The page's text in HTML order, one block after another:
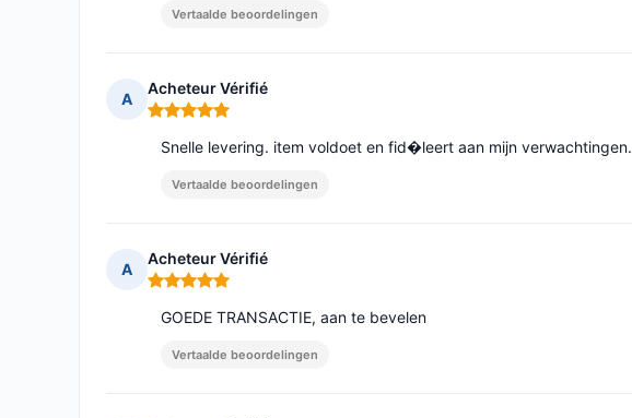
Vertaalde beoordelingen
A
Acheteur Vérifié
Opmerking: 5 van 5
Snelle levering. item voldoet en fid�leert aan mijn verwachtingen.
Vertaalde beoordelingen
A
Acheteur Vérifié
Opmerking: 5 van 5
GOEDE TRANSACTIE, aan te bevelen
Vertaalde beoordelingen